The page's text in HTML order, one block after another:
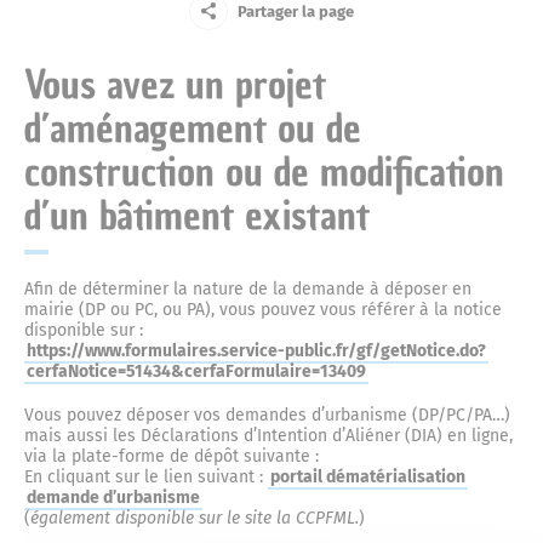
La défense passive
L’ancienne prison
L’ancienne gendarmerie de Forcalquier
Marius l’imprimeur
Le Capitaine Alexandre
La concathédrale Notre-Dame-du-Bourguet
Le couvent des Cordeliers
La fontaine et la place Jeanne d’Arc
La place Saint-Michel
Le marché du lundi
Actes administratifs
Délibérations
Les arrêtés
Les décisions
Le maire
Conseil municipal
Le conseil municipal des Jeunes et des Enfants
Annuaire des commerces
Marchés publics
Le Centre Communal d’Action Sociale
Petite enfance
Ecoles et cantine
Police municipale
Culture
Le musée municipal
Exposition permanente
Urbanisme
Centre de soins non programmés
Complexe sportif
Halte routière
Jardin d’enfants
Jeune
Entreprise
Ainé
Nouvel arrivant
Touriste
Partager la page
Vous avez un projet
d’aménagement ou de
construction ou de modification
d’un bâtiment existant
Afin de déterminer la nature de la demande à déposer en
mairie (DP ou PC, ou PA), vous pouvez vous référer à la notice
disponible sur :
https://www.formulaires.service-public.fr/gf/getNotice.do?
cerfaNotice=51434&cerfaFormulaire=13409
Vous pouvez déposer vos demandes d’urbanisme (DP/PC/PA…)
mais aussi les Déclarations d’Intention d’Aliéner (DIA) en ligne,
via la plate-forme de dépôt suivante :
En cliquant sur le lien suivant : portail dématérialisation
demande d’urbanisme
(également disponible sur le site la CCPFML.)